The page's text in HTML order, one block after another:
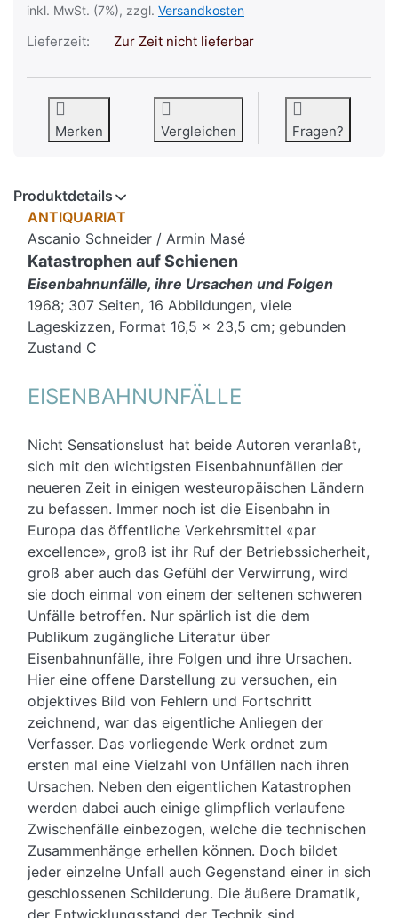
inkl. MwSt. (7%), zzgl. Versandkosten
Lieferzeit: Zur Zeit nicht lieferbar
Merken Vergleichen Fragen?
Produktdetails
ANTIQUARIAT
Ascanio Schneider / Armin Masé
Katastrophen auf Schienen
Eisenbahnunfälle, ihre Ursachen und Folgen
1968; 307 Seiten, 16 Abbildungen, viele
Lageskizzen, Format 16,5 x 23,5 cm; gebunden
Zustand C
EISENBAHNUNFÄLLE
Nicht Sensationslust hat beide Autoren veranlaßt,
sich mit den wichtigsten Eisenbahnunfällen der
neueren Zeit in einigen westeuropäischen Ländern
zu befassen. Immer noch ist die Eisenbahn in
Europa das öffentliche Verkehrsmittel «par
excellence», groß ist ihr Ruf der Betriebssicherheit,
groß aber auch das Gefühl der Verwirrung, wird
sie doch einmal von einem der seltenen schweren
Unfälle betroffen. Nur spärlich ist die dem
Publikum zugängliche Literatur über
Eisenbahnunfälle, ihre Folgen und ihre Ursachen.
Hier eine offene Darstellung zu versuchen, ein
objektives Bild von Fehlern und Fortschritt
zeichnend, war das eigentliche Anliegen der
Verfasser. Das vorliegende Werk ordnet zum
ersten mal eine Vielzahl von Unfällen nach ihren
Ursachen. Neben den eigentlichen Katastrophen
werden dabei auch einige glimpflich verlaufene
Zwischenfälle einbezogen, welche die technischen
Zusammenhänge erhellen können. Doch bildet
jeder einzelne Unfall auch Gegenstand einer in sich
geschlossenen Schilderung. Die äußere Dramatik,
der Entwicklungsstand der Technik sind